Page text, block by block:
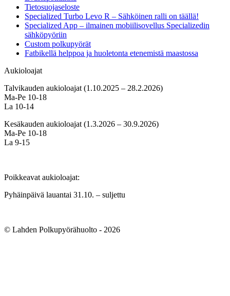
Tietosuojaseloste
Specialized Turbo Levo R – Sähköinen ralli on täällä!
Specialized App – ilmainen mobiilisovellus Specializedin
sähköpyöriin
Custom polkupyörät
Fatbikellä helppoa ja huoletonta etenemistä maastossa
Aukioloajat
Talvikauden aukioloajat (1.10.2025 – 28.2.2026)
Ma-Pe 10-18
La 10-14
Kesäkauden aukioloajat (1.3.2026 – 30.9.2026)
Ma-Pe 10-18
La 9-15
Poikkeavat aukioloajat:
Pyhäinpäivä lauantai 31.10. – suljettu
© Lahden Polkupyörähuolto - 2026